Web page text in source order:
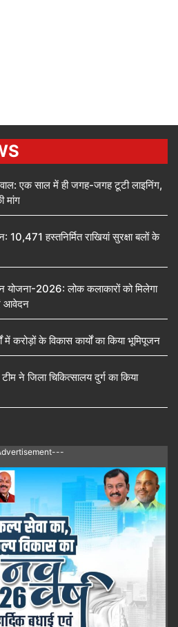
एक साल में ही जगह-जगह टूटी लाइनिंग,
मांग
10,471 हस्तनिर्मित राखियां सुरक्षा बलों के
योजना-2026: लोक कलाकारों को मिलेगा
आवेदन
में करोड़ों के विकास कार्यों का किया भूमिपूजन
ने जिला चिकित्सालय दुर्ग का किया